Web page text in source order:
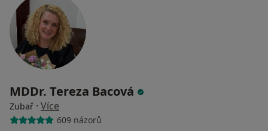
MDDr. Tereza Bacová
Zubař · Více
609 názorů